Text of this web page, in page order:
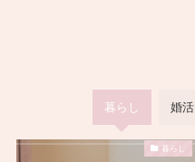
暮らし 婚活
暮らし